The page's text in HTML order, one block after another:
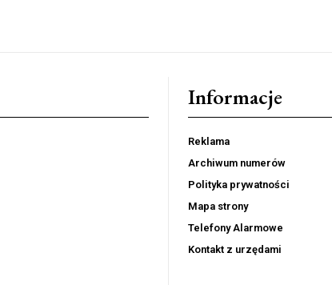
Informacje
Reklama
Archiwum numerów
Polityka prywatności
Mapa strony
Telefony Alarmowe
Kontakt z urzędami